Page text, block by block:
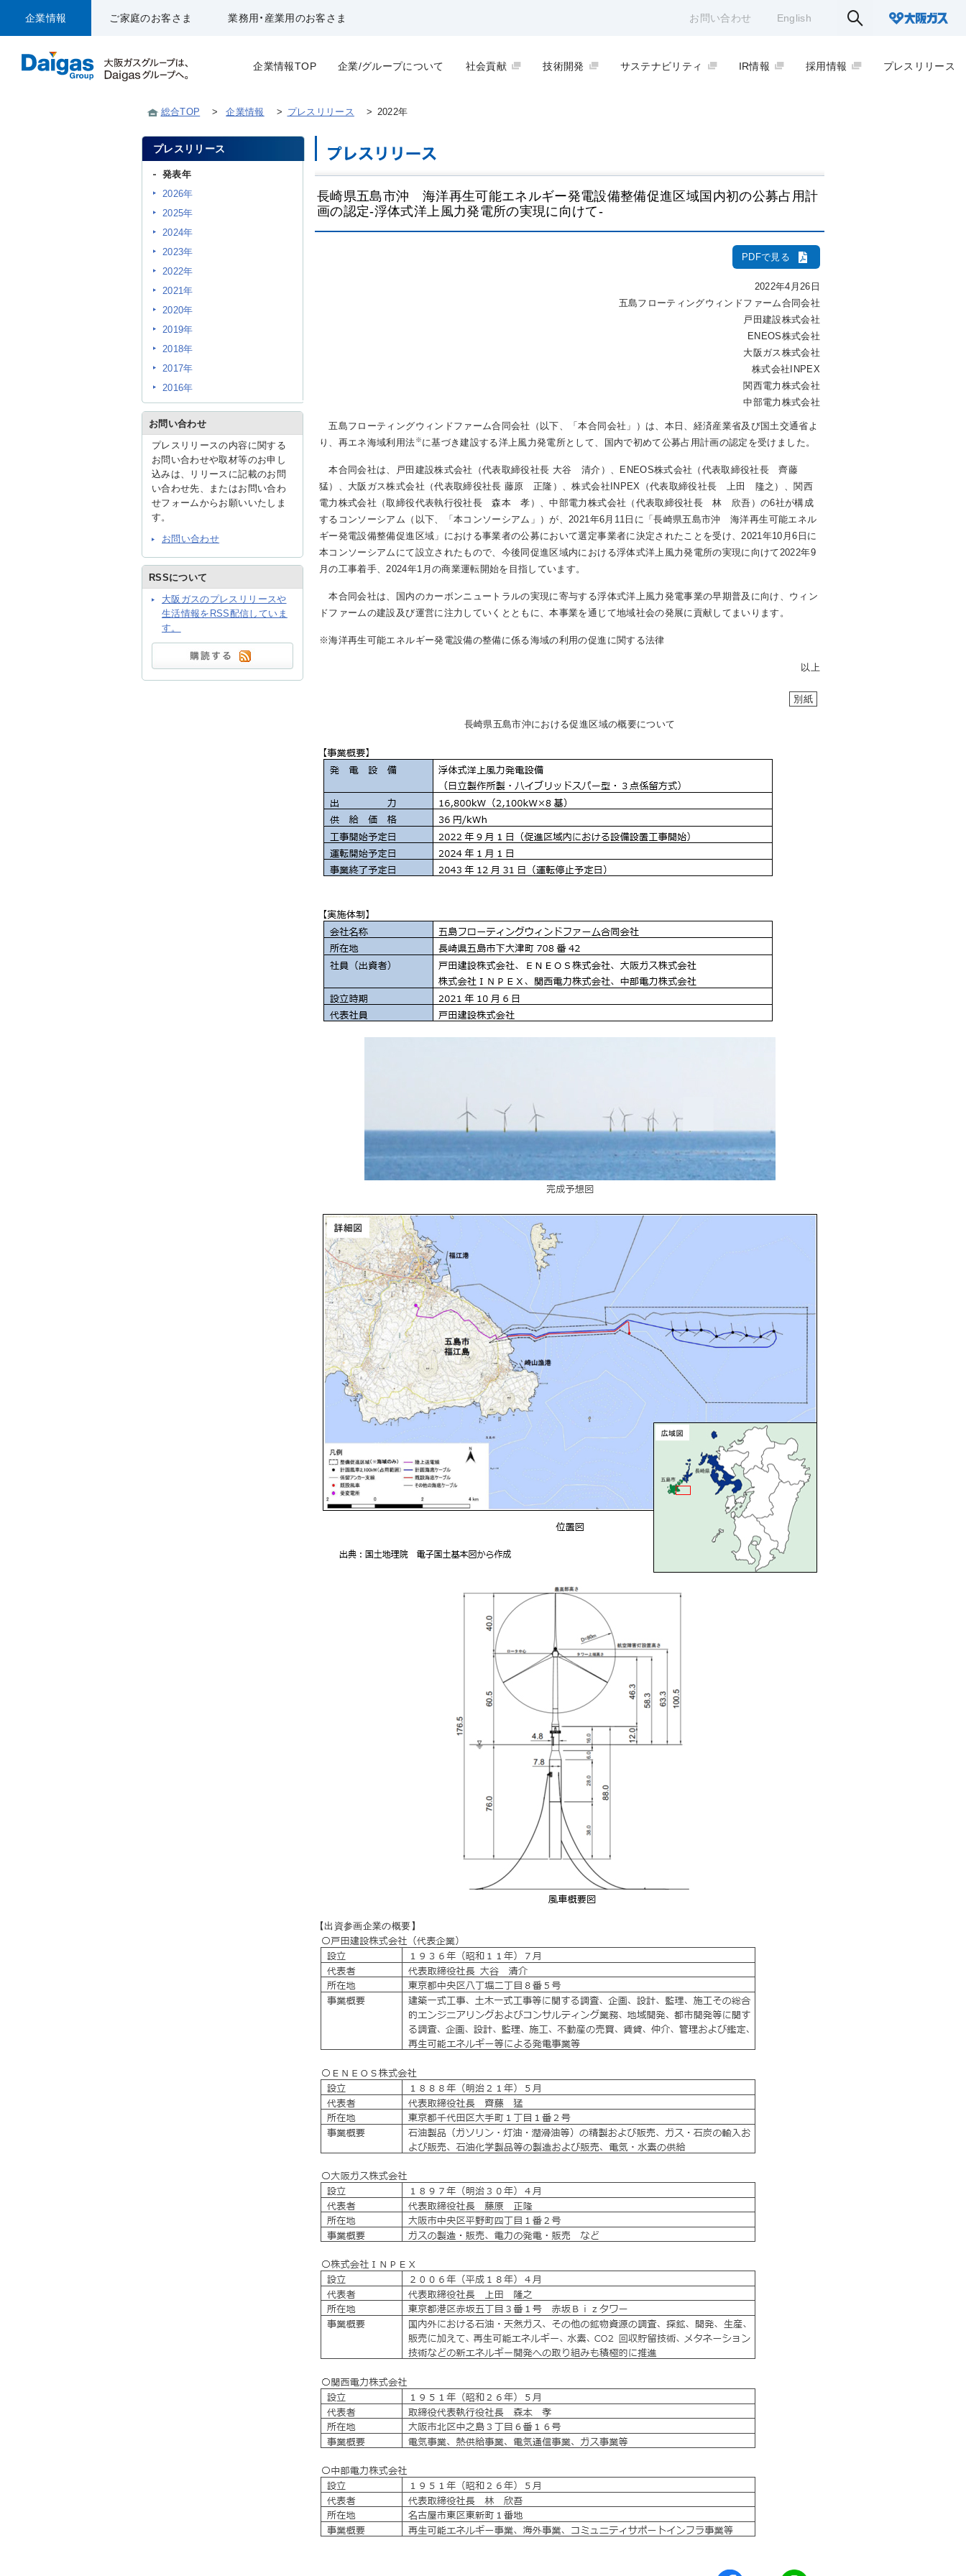
企業情報 ご家庭のお客さま 業務用・産業用のお客さま お問い合わせ English
企業情報TOP 企業/グループについて 社会貢献 技術開発 サステナビリティ IR情報 採用情報 プレスリリース
総合TOP > 企業情報 > プレスリリース > 2022年
長崎県五島市沖 海洋再生可能エネルギー発電設備整備促進区域国内初の公募占用計
画の認定-浮体式洋上風力発電所の実現に向けて-
PDFで見る
2022年4月26日
五島フローティングウィンドファーム合同会社
戸田建設株式会社
ENEOS株式会社
大阪ガス株式会社
株式会社INPEX
関西電力株式会社
中部電力株式会社
五島フローティングウィンドファーム合同会社（以下、「本合同会社」）は、本日、経済産業省及び国土交通省よ
り、再エネ海域利用法 ※ に基づき建設する洋上風力発電所として、国内で初めて公募占用計画の認定を受けました。
本合同会社は、戸田建設株式会社（代表取締役社長 大谷 清介）、ENEOS株式会社（代表取締役社長 齊藤
猛）、大阪ガス株式会社（代表取締役社長 藤原 正隆）、株式会社INPEX（代表取締役社長 上田 隆之）、関西
電力株式会社（取締役代表執行役社長 森本 孝）、中部電力株式会社（代表取締役社長 林 欣吾）の6社が構成
するコンソーシアム（以下、「本コンソーシアム」）が、2021年6月11日に「長崎県五島市沖 海洋再生可能エネル
ギー発電設備整備促進区域」における事業者の公募において選定事業者に決定されたことを受け、2021年10月6日に
本コンソーシアムにて設立されたもので、今後同促進区域内における浮体式洋上風力発電所の実現に向けて2022年9
月の工事着手、2024年1月の商業運転開始を目指しています。
本合同会社は、国内のカーボンニュートラルの実現に寄与する浮体式洋上風力発電事業の早期普及に向け、ウィン
ドファームの建設及び運営に注力していくとともに、本事業を通じて地域社会の発展に貢献してまいります。
※海洋再生可能エネルギー発電設備の整備に係る海域の利用の促進に関する法律
以上
別紙
長崎県五島市沖における促進区域の概要について
【出資参画企業の概要】
プレスリリース
発表年
2026年
2025年
2024年
2023年
2022年
2021年
2020年
2019年
2018年
2017年
2016年
お問い合わせ
プレスリリースの内容に関する
お問い合わせや取材等のお申し
込みは、リリースに記載のお問
い合わせ先、またはお問い合わ
せフォームからお願いいたしま
す。
お問い合わせ
RSSについて
大阪ガスのプレスリリースや
生活情報をRSS配信していま
す。